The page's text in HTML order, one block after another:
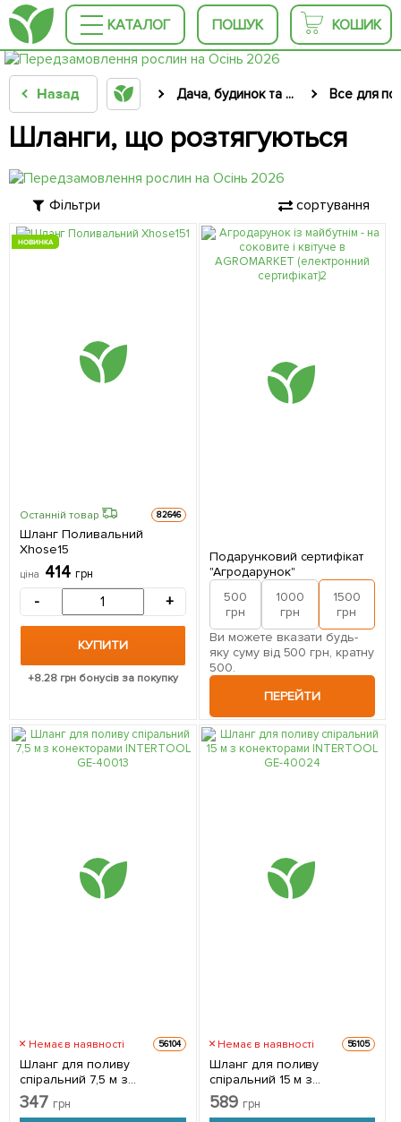
КАТАЛОГ ПОШУК КОШИК
Назад Дача, будинок та ... Все для
Шланги, що розтягуються
Фільтри сортування
НОВИНКА
Останній товар 82646
Шланг Поливальний
Xhose15
ціна 414 грн
- +
КУПИТИ
+8.28 грн бонусів за покупку
Подарунковий сертифікат
"Агродарунок"
500
грн
1000
грн
1500
грн
Ви можете вказати будь-
яку суму від 500 грн, кратну
500.
ПЕРЕЙТИ
Немає в наявності 56104
Шланг для поливу
спіральний 7,5 м з
конекторами INTERTOOL
GE-4001
347 грн
Немає в наявності 56105
Шланг для поливу
спіральний 15 м з
конекторами INTERTOOL
GE-4002
589 грн